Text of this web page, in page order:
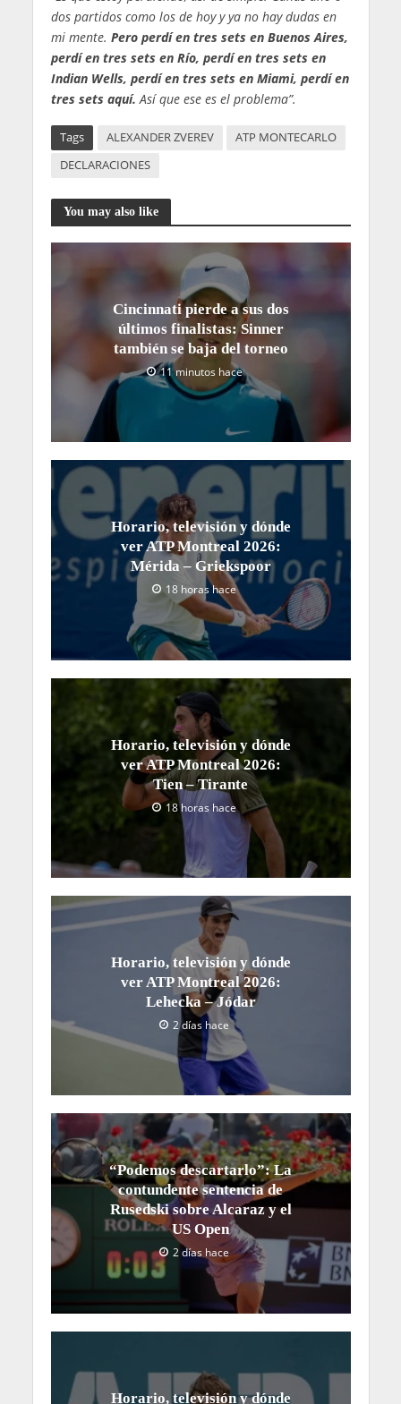
dos partidos como los de hoy y ya no hay dudas en
mi mente. Pero perdí en tres sets en Buenos Aires,
perdí en tres sets en Río, perdí en tres sets en
Indian Wells, perdí en tres sets en Miami, perdí en
tres sets aquí. Así que ese es el problema”.
Tags ALEXANDER ZVEREV
ATP MONTECARLO
DECLARACIONES
You may also like
Cincinnati pierde a sus dos
últimos finalistas: Sinner
también se baja del torneo
11 minutos hace
Horario, televisión y dónde
ver ATP Montreal 2026:
Mérida – Griekspoor
18 horas hace
Horario, televisión y dónde
ver ATP Montreal 2026:
Tien – Tirante
18 horas hace
Horario, televisión y dónde
ver ATP Montreal 2026:
Lehecka – Jódar
2 días hace
“Podemos descartarlo”: La
contundente sentencia de
Rusedski sobre Alcaraz y el
US Open
2 días hace
Horario, televisión y dónde